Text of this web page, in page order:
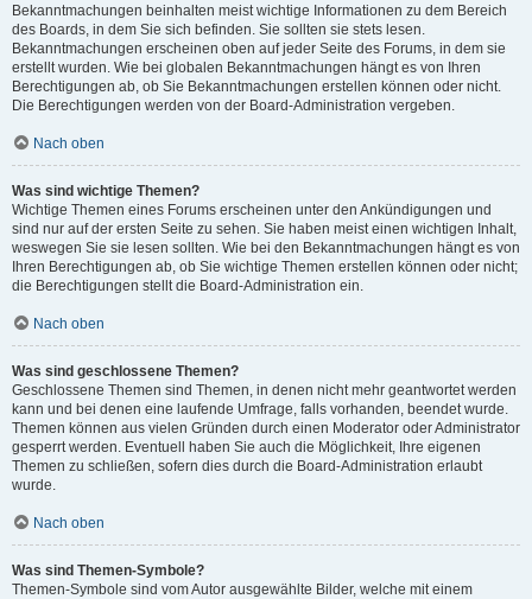
Bekanntmachungen beinhalten meist wichtige Informationen zu dem Bereich
des Boards, in dem Sie sich befinden. Sie sollten sie stets lesen.
Bekanntmachungen erscheinen oben auf jeder Seite des Forums, in dem sie
erstellt wurden. Wie bei globalen Bekanntmachungen hängt es von Ihren
Berechtigungen ab, ob Sie Bekanntmachungen erstellen können oder nicht.
Die Berechtigungen werden von der Board-Administration vergeben.
Nach oben
Was sind wichtige Themen?
Wichtige Themen eines Forums erscheinen unter den Ankündigungen und
sind nur auf der ersten Seite zu sehen. Sie haben meist einen wichtigen Inhalt,
weswegen Sie sie lesen sollten. Wie bei den Bekanntmachungen hängt es von
Ihren Berechtigungen ab, ob Sie wichtige Themen erstellen können oder nicht;
die Berechtigungen stellt die Board-Administration ein.
Nach oben
Was sind geschlossene Themen?
Geschlossene Themen sind Themen, in denen nicht mehr geantwortet werden
kann und bei denen eine laufende Umfrage, falls vorhanden, beendet wurde.
Themen können aus vielen Gründen durch einen Moderator oder Administrator
gesperrt werden. Eventuell haben Sie auch die Möglichkeit, Ihre eigenen
Themen zu schließen, sofern dies durch die Board-Administration erlaubt
wurde.
Nach oben
Was sind Themen-Symbole?
Themen-Symbole sind vom Autor ausgewählte Bilder, welche mit einem